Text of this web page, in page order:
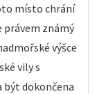
místo chrání
právem známý
výšce
vily s
být dokončena